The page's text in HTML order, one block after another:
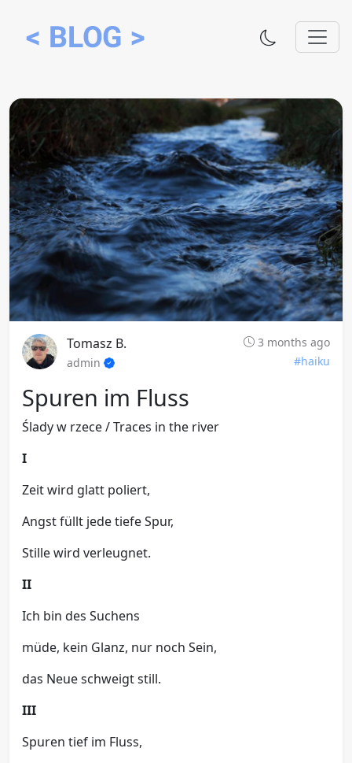
Tomasz B.
3 months ago
admin
#haiku
Spuren im Fluss
Ślady w rzece / Traces in the river
I
Zeit wird glatt poliert,
Angst füllt jede tiefe Spur,
Stille wird verleugnet.
II
Ich bin des Suchens
müde, kein Glanz, nur noch Sein,
das Neue schweigt still.
III
Spuren tief im Fluss,